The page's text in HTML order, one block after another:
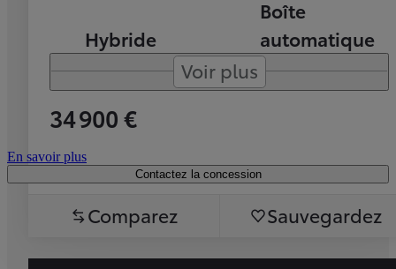
Hybride
Boîte
automatique
Voir plus
34 900 €
En savoir plus
Contactez la concession
Comparez Sauvegardez